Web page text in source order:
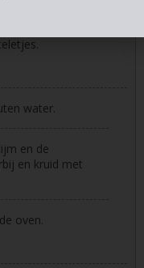
water.
en de
en kruid met
oven.